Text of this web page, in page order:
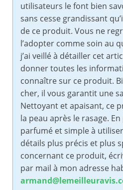
utilisateurs le font bien
sans cesse grandissant
de ce produit. Vous ne
l’adopter comme soin au
j’ai veillé à détailler cet
donner toutes les
connaître sur ce produit.
cher, il vous garantit une
Nettoyant et apaisant, ce
la peau après le rasage.
parfumé et simple à
détails plus précis et plus
concernant ce produit,
par mail à mon adresse